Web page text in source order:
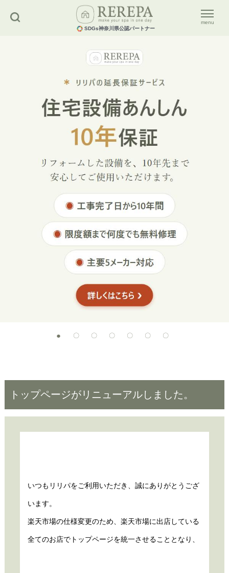
SDGs神奈川県公認パートナー
menu
トップページがリニューアルしました。
いつもリリパをご利用いただき、誠にありがとうござ
います。
楽天市場の仕様変更のため、楽天市場に出店している
全てのお店でトップページを統一させることとなり、